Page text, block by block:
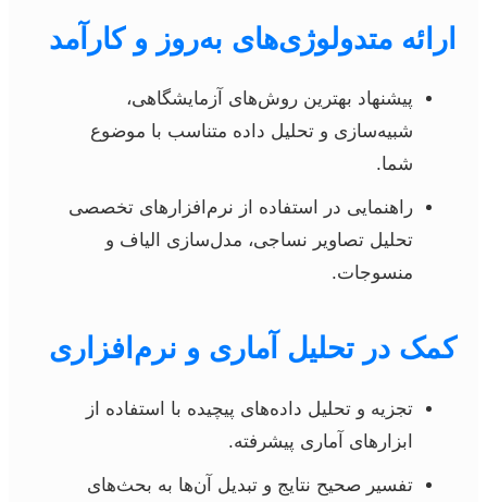
ارائه متدولوژی‌های به‌روز و کارآمد
پیشنهاد بهترین روش‌های آزمایشگاهی،
شبیه‌سازی و تحلیل داده متناسب با موضوع
شما.
راهنمایی در استفاده از نرم‌افزارهای تخصصی
تحلیل تصاویر نساجی، مدل‌سازی الیاف و
منسوجات.
کمک در تحلیل آماری و نرم‌افزاری
تجزیه و تحلیل داده‌های پیچیده با استفاده از
ابزارهای آماری پیشرفته.
تفسیر صحیح نتایج و تبدیل آن‌ها به بحث‌های